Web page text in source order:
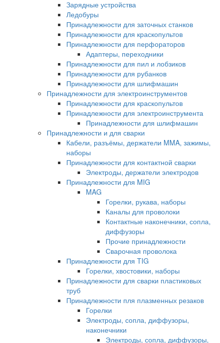
Зарядные устройства
Ледобуры
Принадлежности для заточных станков
Принадлежности для краскопультов
Принадлежности для перфораторов
Адаптеры, переходники
Принадлежности для пил и лобзиков
Принадлежности для рубанков
Принадлежности для шлифмашин
Принадлежности для электроинструментов
Принадлежности для краскопультов
Принадлежности для электроинструмента
Принадлежности для шлифмашин
Принадлежности и для сварки
Кабели, разъёмы, держатели MMA, зажимы,
наборы
Принадлежности для контактной сварки
Электроды, держатели электродов
Принадлежности для MIG
MAG
Горелки, рукава, наборы
Каналы для проволоки
Контактные наконечники, сопла,
диффузоры
Прочие принадлежности
Сварочная проволока
Принадлежности для TIG
Горелки, хвостовики, наборы
Принадлежности для сварки пластиковых
труб
Принадлежности пля плазменных резаков
Горелки
Электроды, сопла, диффузоры,
наконечники
Электроды, сопла, диффузоры,